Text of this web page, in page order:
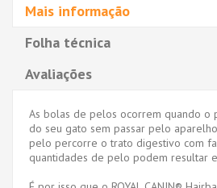
Mais informação
Folha técnica
Avaliações
As bolas de pelos ocorrem quando o
do seu gato sem passar pelo
pelo percorre o trato digestivo com
quantidades de pelo podem resultar